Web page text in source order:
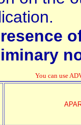
You can use